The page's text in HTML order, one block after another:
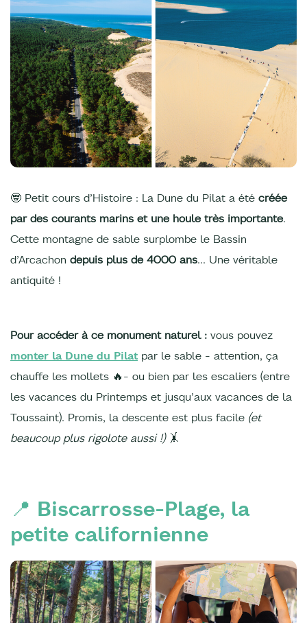
🤓 Petit cours d’Histoire : La Dune du Pilat a été créée
par des courants marins et une houle très importante.
Cette montagne de sable surplombe le Bassin
d’Arcachon depuis plus de 4000 ans… Une véritable
antiquité !
Pour accéder à ce monument naturel : vous pouvez
monter la Dune du Pilat par le sable - attention, ça
chauffe les mollets 🔥- ou bien par les escaliers (entre
les vacances du Printemps et jusqu’aux vacances de la
Toussaint). Promis, la descente est plus facile (et
beaucoup plus rigolote aussi !)🤸
📍 Biscarrosse-Plage, la
petite californienne